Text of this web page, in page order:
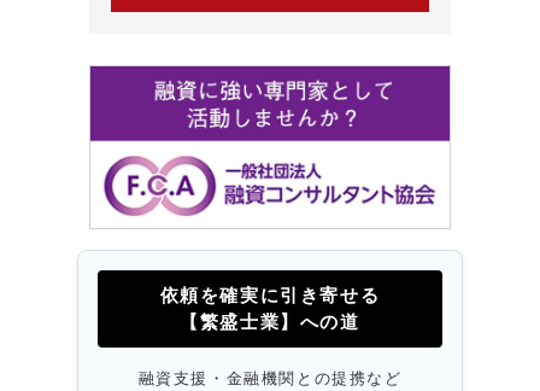
依頼を確実に引き寄せる
【繁盛士業】への道
融資支援・金融機関との提携など